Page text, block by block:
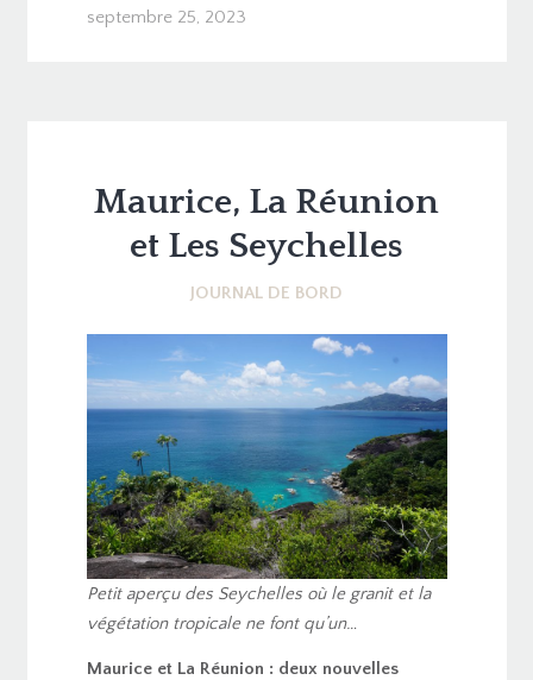
septembre 25, 2023
Maurice, La Réunion
et Les Seychelles
JOURNAL DE BORD
Petit aperçu des Seychelles où le granit et la
végétation tropicale ne font qu’un…
Maurice et La Réunion : deux nouvelles